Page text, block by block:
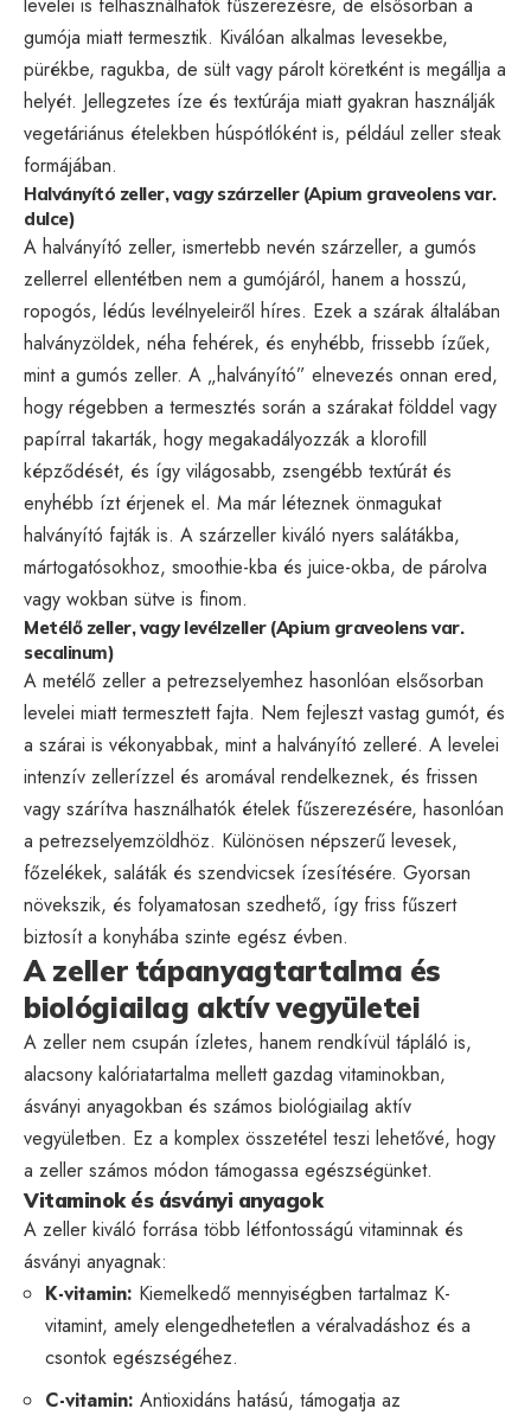
gumója miatt termesztik. Kiválóan alkalmas levesekbe,
pürékbe, ragukba, de sült vagy párolt köretként is megállja a
helyét. Jellegzetes íze és textúrája miatt gyakran használják
vegetáriánus ételekben húspótlóként is, például zeller steak
formájában.
Halványító zeller, vagy szárzeller (Apium graveolens var.
dulce)
A halványító zeller, ismertebb nevén szárzeller, a gumós
zellerrel ellentétben nem a gumójáról, hanem a hosszú,
ropogós, lédús levélnyeleiről híres. Ezek a szárak általában
halványzöldek, néha fehérek, és enyhébb, frissebb ízűek,
mint a gumós zeller. A „halványító” elnevezés onnan ered,
hogy régebben a termesztés során a szárakat földdel vagy
papírral takarták, hogy megakadályozzák a klorofill
képződését, és így világosabb, zsengébb textúrát és
enyhébb ízt érjenek el. Ma már léteznek önmagukat
halványító fajták is. A szárzeller kiváló nyers salátákba,
mártogatósokhoz, smoothie-kba és juice-okba, de párolva
vagy wokban sütve is finom.
Metélő zeller, vagy levélzeller (Apium graveolens var.
secalinum)
A metélő zeller a petrezselyemhez hasonlóan elsősorban
levelei miatt termesztett fajta. Nem fejleszt vastag gumót, és
a szárai is vékonyabbak, mint a halványító zelleré. A levelei
intenzív zellerízzel és aromával rendelkeznek, és frissen
vagy szárítva használhatók ételek fűszerezésére, hasonlóan
a petrezselyemzöldhöz. Különösen népszerű levesek,
főzelékek, saláták és szendvicsek ízesítésére. Gyorsan
növekszik, és folyamatosan szedhető, így friss fűszert
biztosít a konyhába szinte egész évben.
A zeller tápanyagtartalma és
biológiailag aktív vegyületei
A zeller nem csupán ízletes, hanem rendkívül tápláló is,
alacsony kalóriatartalma mellett gazdag vitaminokban,
ásványi anyagokban és számos biológiailag aktív
vegyületben. Ez a komplex összetétel teszi lehetővé, hogy
a zeller számos módon támogassa egészségünket.
Vitaminok és ásványi anyagok
A zeller kiváló forrása több létfontosságú vitaminnak és
ásványi anyagnak:
K-vitamin: Kiemelkedő mennyiségben tartalmaz K-
vitamint, amely elengedhetetlen a véralvadáshoz és a
csontok egészségéhez.
C-vitamin: Antioxidáns hatású, támogatja az